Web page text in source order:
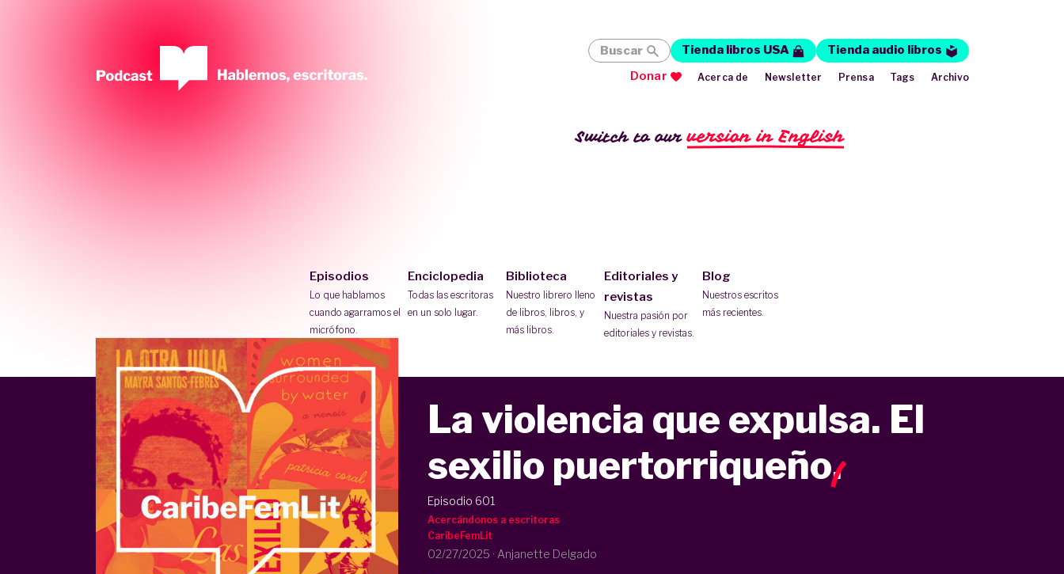
Switch to ourversion in English
Episodios
Lo que hablamos
cuando agarramos el
micrófono.
Enciclopedia
Todas las escritoras
en un solo lugar.
Biblioteca
Nuestro librero lleno
de libros, libros, y
más libros.
Editoriales y
revistas
Nuestra pasión por
editoriales y revistas.
Blog
Nuestros escritos
más recientes.
Buscar Tienda libros USA
Tienda audio libros
Donar
Acerca de Newsletter Prensa Tags Archivo
La violencia que expulsa. El
sexilio puertorriqueño.
Episodio 601
Acercándonos a escritoras
CaribeFemLit
02/27/2025 · Anjanette Delgado